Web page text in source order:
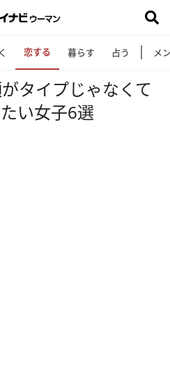
恋する 暮らす 占う メ
タイプじゃなくて
い女子6選